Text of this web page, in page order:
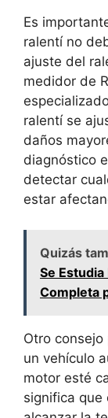
Es
ralentí no
ajuste del
medidor de
ralentí se
daños
diagnóstico
detectar
estar
Quizás
Se
Completa
Otro
un vehículo
motor esté
significa que